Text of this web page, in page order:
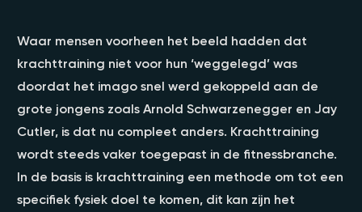
Waar mensen voorheen het beeld hadden dat
krachttraining niet voor hun ‘weggelegd’ was
doordat het imago snel werd gekoppeld aan de
grote jongens zoals Arnold Schwarzenegger en Jay
Cutler, is dat nu compleet anders. Krachttraining
wordt steeds vaker toegepast in de fitnessbranche.
In de basis is krachttraining een methode om tot een
specifiek fysiek doel te komen, dit kan zijn het